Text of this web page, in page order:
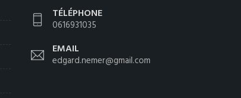
TÉLÉPHONE
0616931035
EMAIL
edgard.nemer@gmail.com